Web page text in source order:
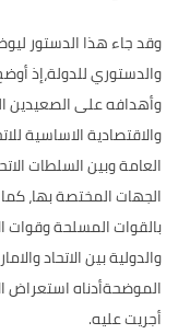
وقد جاء هذا الدستور
والدستوري للدولة،إذ
وأهدافه على الصعيدين
والاقتصادية الاساسية
العامة وبين السلطات
الجهات المختصة بها، كما
بالقوات المسلحة وقوات
والدولية بين الاتحاد
الموضحةأدناه استعراض
أجريت عليه.